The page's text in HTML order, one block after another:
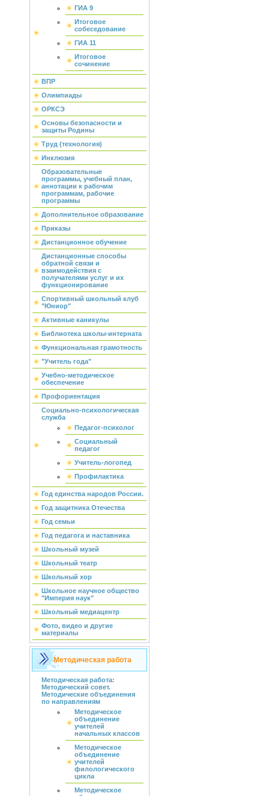
ГИА 9
Итоговое
собеседование
ГИА 11
Итоговое
сочинение
ВПР
Олимпиады
ОРКСЭ
Основы безопасности и
защиты Родины
Труд (технология)
Инклюзия
Образовательные
программы, учебный план,
аннотации к рабочим
программам, рабочие
программы
Дополнительное образование
Приказы
Дистанционное обучение
Дистанционные способы
обратной связи и
взаимодействия с
получателями услуг и их
функционирование
Спортивный школьный клуб
"Юниор"
Активные каникулы
Библиотека школы-интерната
Функциональная грамотность
"Учитель года"
Учебно-методическое
обеспечение
Профориентация
Социально-психологическая
служба
Педагог-психолог
Социальный
педагог
Учитель-логопед
Профилактика
Год единства народов России.
Год защитника Отечества
Год семьи
Год педагога и наставника
Школьный музей
Школьный театр
Школьный хор
Школьное научное общество
"Империя наук"
Школьный медиацентр
Фото, видео и другие
материалы
Методическая работа
Методическая работа:
Методический совет.
Методические объединения
по направлениям
Методическое
объединение
учителей
начальных классов
Методическое
объединение
учителей
филологического
цикла
Методическое